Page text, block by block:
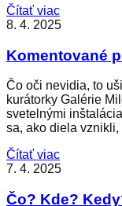
Čítať viac
8. 4. 2025
Komentované
Čo oči nevidia, to
kurátorky Galérie
svetelnými
sa, ako diela
Čítať viac
7. 4. 2025
Čo? Kde?